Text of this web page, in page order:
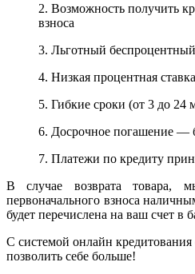
2. Возможность получить
взноса
3. Льготный
4. Низкая процентная ставка
5. Гибкие сроки (от 3 до 24
6. Досрочное погашение —
7. Платежи по кредиту
В случае возврата товара,
первоначального взноса
будет перечислена на ваш счет в
С системой онлайн
позволить себе больше!